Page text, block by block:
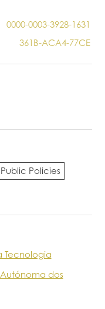
0000-0003-3928-1631
361B-ACA4-77CE
Public Policies
Tecnologia
dos